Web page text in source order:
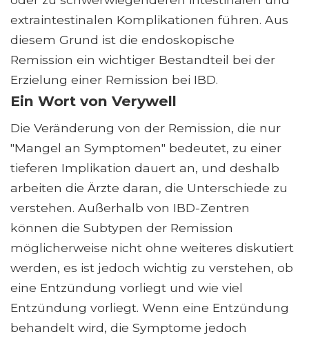
extraintestinalen Komplikationen führen. Aus
diesem Grund ist die endoskopische
Remission ein wichtiger Bestandteil bei der
Erzielung einer Remission bei IBD.
Ein Wort von Verywell
Die Veränderung von der Remission, die nur
"Mangel an Symptomen" bedeutet, zu einer
tieferen Implikation dauert an, und deshalb
arbeiten die Ärzte daran, die Unterschiede zu
verstehen. Außerhalb von IBD-Zentren
können die Subtypen der Remission
möglicherweise nicht ohne weiteres diskutiert
werden, es ist jedoch wichtig zu verstehen, ob
eine Entzündung vorliegt und wie viel
Entzündung vorliegt. Wenn eine Entzündung
behandelt wird, die Symptome jedoch